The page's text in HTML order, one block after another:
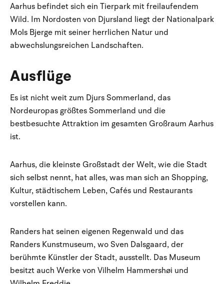
Aarhus befindet sich ein Tierpark mit freilaufendem
Wild. Im Nordosten von Djursland liegt der Nationalpark
Mols Bjerge mit seiner herrlichen Natur und
abwechslungsreichen Landschaften.
Ausflüge
Es ist nicht weit zum Djurs Sommerland, das
Nordeuropas größtes Sommerland und die
bestbesuchte Attraktion im gesamten Großraum Aarhus
ist.
Aarhus, die kleinste Großstadt der Welt, wie die Stadt
sich selbst nennt, hat alles, was man sich an Shopping,
Kultur, städtischem Leben, Cafés und Restaurants
vorstellen kann.
Randers hat seinen eigenen Regenwald und das
Randers Kunstmuseum, wo Sven Dalsgaard, der
berühmte Künstler der Stadt, ausstellt. Das Museum
besitzt auch Werke von Vilhelm Hammershøi und